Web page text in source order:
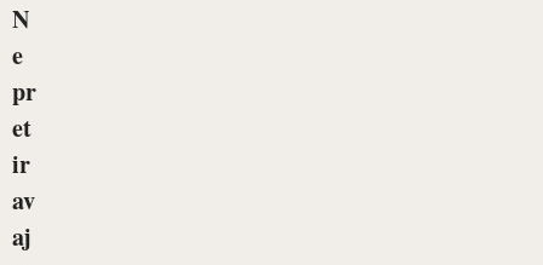
N
e
pr
et
ir
av
aj